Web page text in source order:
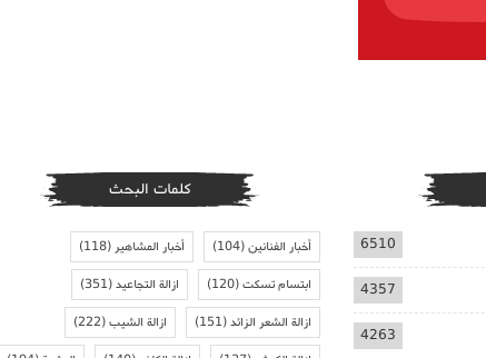
6510
4357
4263
كلمات البحث
أخبار الفنانين(104) أخبار المشاهير(118)
ابتسام تسكت(120) ازالة التجاعيد(351)
ازالة الشعر الزائد(151) ازالة الشيب(222)